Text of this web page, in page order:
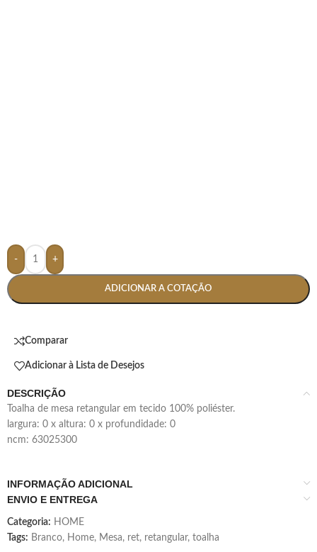
- +
ADICIONAR A COTAÇÃO
Comparar
Adicionar à Lista de Desejos
DESCRIÇÃO
toalha de mesa retangular em tecido 100% poliéster.
largura: 0 x altura: 0 x profundidade: 0
ncm: 63025300
INFORMAÇÃO ADICIONAL
ENVIO E ENTREGA
Categoria: HOME
Tags: Branco, Home, Mesa, ret, retangular, toalha